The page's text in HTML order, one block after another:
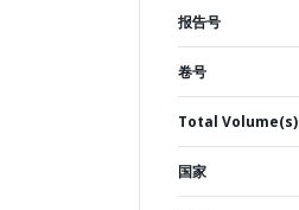
报告号
卷号
Total Volume(s)
国家